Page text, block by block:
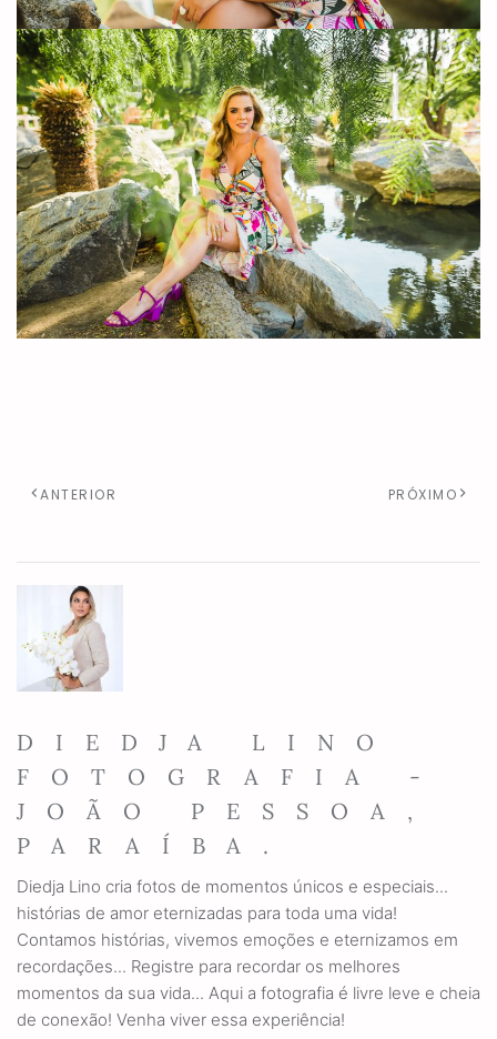
ANTERIOR PRÓXIMO
DIEDJA LINO
FOTOGRAFIA -
JOÃO PESSOA,
PARAÍBA.
Diedja Lino cria fotos de momentos únicos e especiais...
histórias de amor eternizadas para toda uma vida!
Contamos histórias, vivemos emoções e eternizamos em
recordações... Registre para recordar os melhores
momentos da sua vida... Aqui a fotografia é livre leve e cheia
de conexão! Venha viver essa experiência!